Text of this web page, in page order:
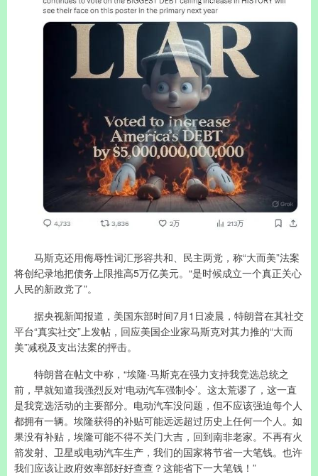
马斯克还用侮辱性词汇形容共和、民主两党，称“大而美”法案
将创纪录地把债务上限推高5万亿美元。“是时候成立一个真正关心
人民的新政党了”。
据央视新闻报道，美国东部时间7月1日凌晨，特朗普在其社交
平台“真实社交”上发帖，回应美国企业家马斯克对其力推的“大而
美”减税及支出法案的抨击。
特朗普在帖文中称，“埃隆·马斯克在强力支持我竞选总统之
前，早就知道我强烈反对‘电动汽车强制令’。这太荒谬了，这一直
是我竞选活动的主要部分。电动汽车没问题，但不应该强迫每个人
都拥有一辆。埃隆获得的补贴可能远远超过历史上任何一个人。如
果没有补贴，埃隆可能不得不关门大吉，回到南非老家。不再有火
箭发射、卫星或电动汽车生产，我们的国家将节省一大笔钱。也许
我们应该让政府效率部好好查查？这能省下一大笔钱！”